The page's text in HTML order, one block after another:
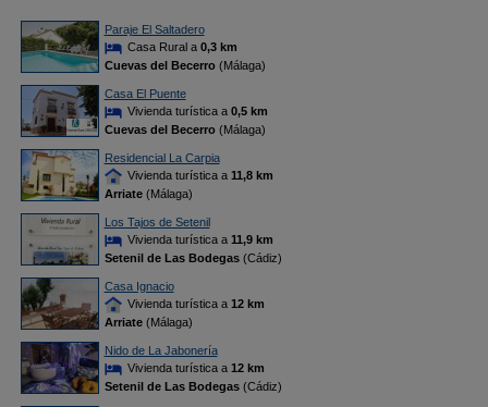
Paraje El Saltadero
Casa Rural a 0,3 km
Cuevas del Becerro(Málaga)
Casa El Puente
Vivienda turística a 0,5 km
Cuevas del Becerro(Málaga)
Residencial La Carpia
Vivienda turística a 11,8 km
Arriate(Málaga)
Los Tajos de Setenil
Vivienda turística a 11,9 km
Setenil de Las Bodegas(Cádiz)
Casa Ignacio
Vivienda turística a 12 km
Arriate(Málaga)
Nido de La Jabonería
Vivienda turística a 12 km
Setenil de Las Bodegas(Cádiz)